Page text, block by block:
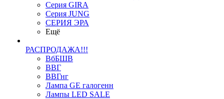
Серия GIRA
Серия JUNG
СЕРИЯ ЭРА
Ещё
РАСПРОДАЖА!!!
ВбБШВ
ВВГ
ВВГнг
Лампа GE галогенн
Лампы LED SALE